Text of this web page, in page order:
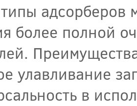
адсорберов
более полной
улавливание
в